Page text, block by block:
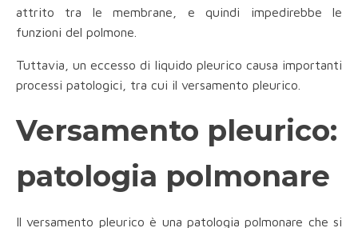
attrito tra le membrane, e quindi impedirebbe le
funzioni del polmone.
Tuttavia, un eccesso di liquido pleurico causa importanti
processi patologici, tra cui il versamento pleurico.
Versamento pleurico:
patologia polmonare
Il versamento pleurico è una patologia polmonare che si